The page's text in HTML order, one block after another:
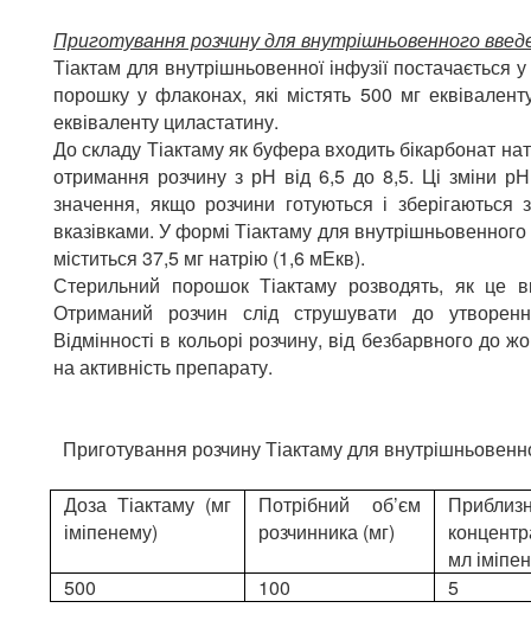
Приготування розчину для внутрішньовенного
Тіактам для внутрішньовенної інфузії постачається
порошку у флаконах, які містять 500 мг
еквіваленту циластатину.
До складу Тіактаму як буфера входить бікарбонат
отримання розчину з рН від 6,5 до 8,5. Ці зміни
значення, якщо розчини готуються і зберігаються
вказівками. У формі Тіактаму для
міститься 37,5 мг натрію (1,6 мЕкв).
Стерильний порошок Тіактаму розводять, як це
Отриманий розчин слід струшувати до
Відмінності в кольорі розчину, від безбарвного до
на активність препарату.
Приготування розчину Тіактаму для
Доза Тіактаму (мг
іміпенему)
Потрібний об’єм
розчинника (мг)
мл
500
100 5